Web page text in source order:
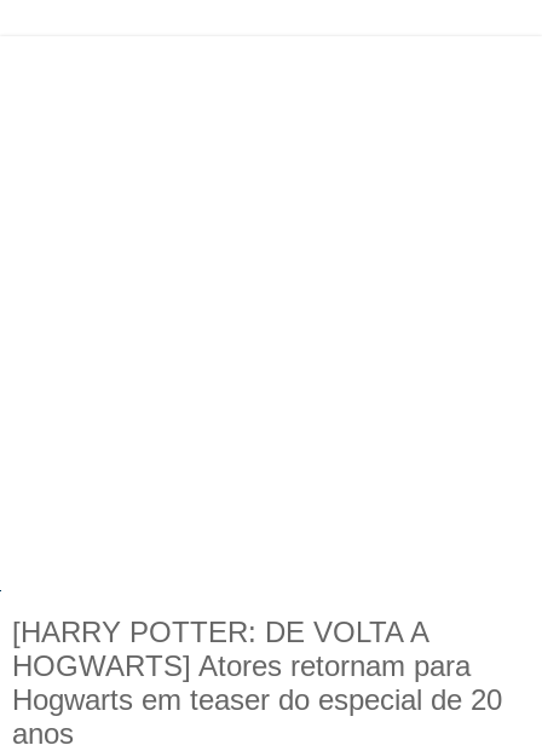
[HARRY POTTER: DE VOLTA A
HOGWARTS] Atores retornam para
Hogwarts em teaser do especial de 20
anos